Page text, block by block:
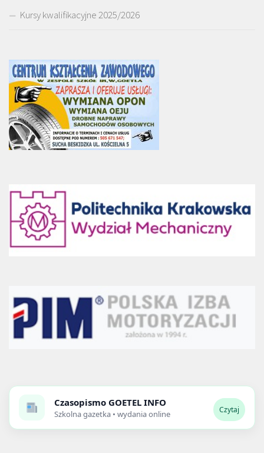
Kursy kwalifikacyjne 2025/2026
Czasopismo GOETEL INFO
Szkolna gazetka • wydania online Czytaj